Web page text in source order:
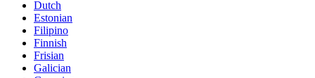
Dutch
Estonian
Filipino
Finnish
Frisian
Galician